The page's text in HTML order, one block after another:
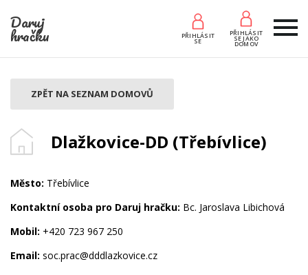
Daruj
hračku PŘIHLÁSIT
SE
PŘIHLÁSIT
SE JAKO
DOMOV
Dlažkovice-DD (Třebívlice)
ZPĚT NA SEZNAM DOMOVŮ
Město: Třebívlice
Kontaktní osoba pro Daruj hračku: Bc. Jaroslava Libichová
Mobil: +420 723 967 250
Email: soc.prac@dddlazkovice.cz